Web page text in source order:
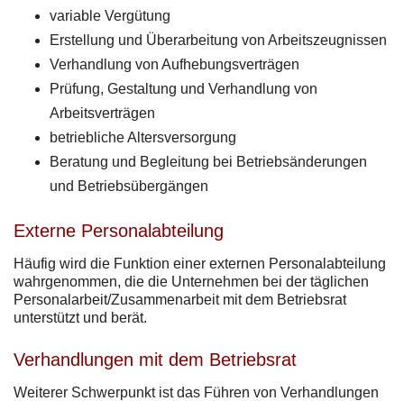
variable Vergütung
Erstellung und Überarbeitung von Arbeitszeugnissen
Verhandlung von Aufhebungsverträgen
Prüfung, Gestaltung und Verhandlung von
Arbeitsverträgen
betriebliche Altersversorgung
Beratung und Begleitung bei Betriebsänderungen
und Betriebsübergängen
Externe Personalabteilung
Häufig wird die Funktion einer externen Personalabteilung
wahrgenommen, die die Unternehmen bei der täglichen
Personalarbeit/Zusammenarbeit mit dem Betriebsrat
unterstützt und berät.
Verhandlungen mit dem Betriebsrat
Weiterer Schwerpunkt ist das Führen von Verhandlungen